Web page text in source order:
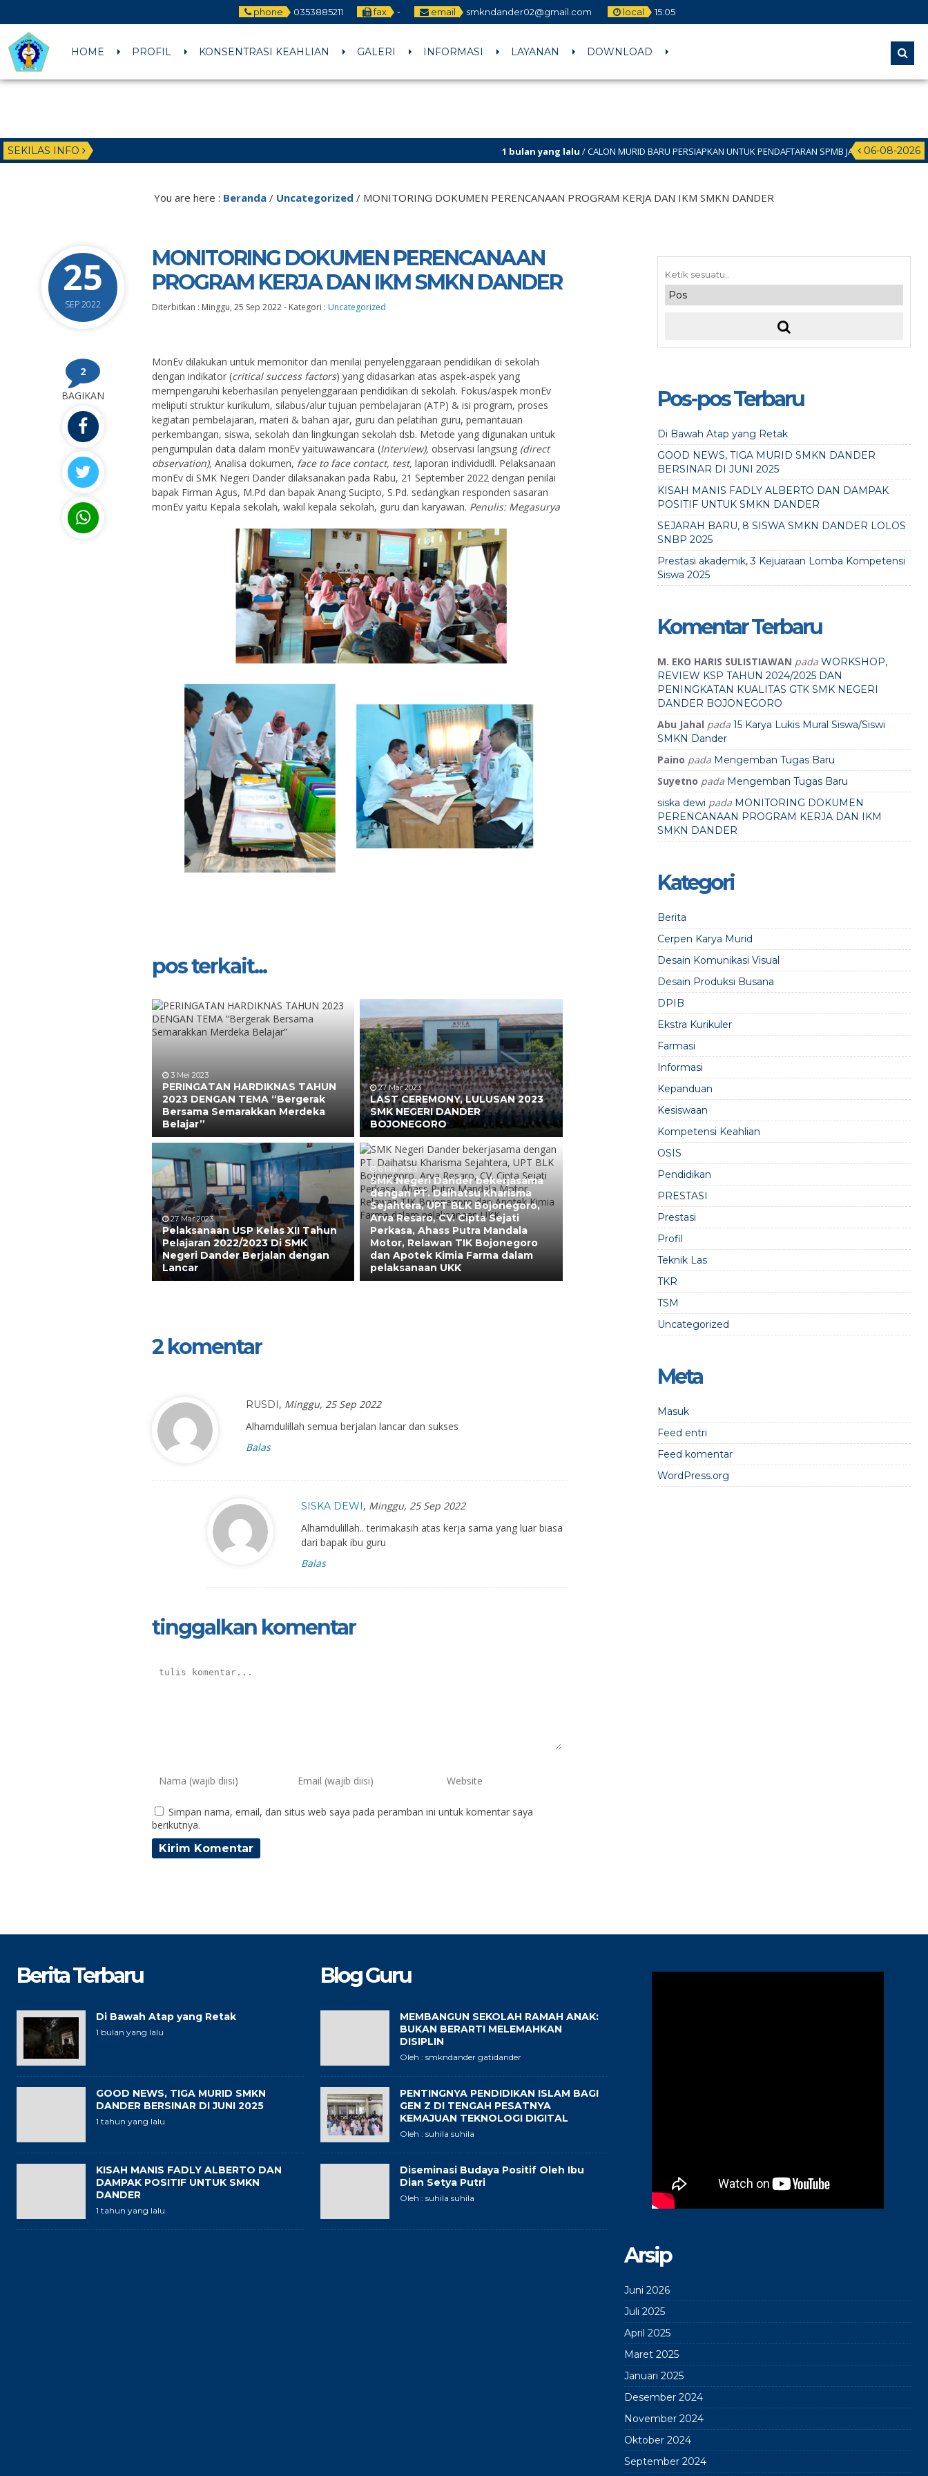
phone 0353885211 fax - email smkndander02@gmail.com local 15:05
HOME PROFIL KONSENTRASI KEAHLIAN GALERI INFORMASI LAYANAN DOWNLOAD
SEKILAS INFO 06-08-2026
1 bulan yang lalu/ CALON MURID BARU PERSIAPKAN UNTUK PENDAFTARAN SPMB JALUR DOMISILI 11 JUNI 2026 SAMPAI
You are here : Beranda / Uncategorized / MONITORING DOKUMEN PERENCANAAN PROGRAM KERJA DAN IKM SMKN DANDER
25
SEP 2022
MONITORING DOKUMEN PERENCANAAN
PROGRAM KERJA DAN IKM SMKN DANDER
Diterbitkan : Minggu, 25 Sep 2022- Kategori : Uncategorized
2
BAGIKAN
MonEv dilakukan untuk memonitor dan menilai penyelenggaraan pendidikan di sekolah
dengan indikator (critical success factors) yang didasarkan atas aspek-aspek yang
mempengaruhi keberhasilan penyelenggaraan pendidikan di sekolah. Fokus/aspek monEv
meliputi struktur kurikulum, silabus/alur tujuan pembelajaran (ATP) & isi program, proses
kegiatan pembelajaran, materi & bahan ajar, guru dan pelatihan guru, pemantauan
perkembangan, siswa, sekolah dan lingkungan sekolah dsb. Metode yang digunakan untuk
pengumpulan data dalam monEv yaituwawancara (Interview), observasi langsung (direct
observation), Analisa dokumen, face to face contact, test, laporan individudll. Pelaksanaan
monEv di SMK Negeri Dander dilaksanakan pada Rabu, 21 September 2022 dengan penilai
bapak Firman Agus, M.Pd dan bapak Anang Sucipto, S.Pd. sedangkan responden sasaran
monEv yaitu Kepala sekolah, wakil kepala sekolah, guru dan karyawan. Penulis: Megasurya
pos terkait...
3 Mei 2023
PERINGATAN HARDIKNAS TAHUN
2023 DENGAN TEMA “Bergerak
Bersama Semarakkan Merdeka
Belajar”
27 Mar 2023
LAST CEREMONY, LULUSAN 2023
SMK NEGERI DANDER
BOJONEGORO
27 Mar 2023
Pelaksanaan USP Kelas XII Tahun
Pelajaran 2022/2023 Di SMK
Negeri Dander Berjalan dengan
Lancar
6 Mar 2023
SMK Negeri Dander bekerjasama
dengan PT. Daihatsu Kharisma
Sejahtera, UPT BLK Bojonegoro,
Arva Resaro, CV. Cipta Sejati
Perkasa, Ahass Putra Mandala
Motor, Relawan TIK Bojonegoro
dan Apotek Kimia Farma dalam
pelaksanaan UKK
2 komentar
RUSDI, Minggu, 25 Sep 2022
Alhamdulillah semua berjalan lancar dan sukses
Balas
SISKA DEWI, Minggu, 25 Sep 2022
Alhamdulillah.. terimakasih atas kerja sama yang luar biasa
dari bapak ibu guru
Balas
tinggalkan komentar
Simpan nama, email, dan situs web saya pada peramban ini untuk komentar saya
berikutnya.
Pos-pos Terbaru
Di Bawah Atap yang Retak
GOOD NEWS, TIGA MURID SMKN DANDER
BERSINAR DI JUNI 2025
KISAH MANIS FADLY ALBERTO DAN DAMPAK
POSITIF UNTUK SMKN DANDER
SEJARAH BARU, 8 SISWA SMKN DANDER LOLOS
SNBP 2025
Prestasi akademik, 3 Kejuaraan Lomba Kompetensi
Siswa 2025
Komentar Terbaru
M. EKO HARIS SULISTIAWAN pada WORKSHOP,
REVIEW KSP TAHUN 2024/2025 DAN
PENINGKATAN KUALITAS GTK SMK NEGERI
DANDER BOJONEGORO
Abu Jahal pada 15 Karya Lukis Mural Siswa/Siswi
SMKN Dander
Paino pada Mengemban Tugas Baru
Suyetno pada Mengemban Tugas Baru
siska dewi pada MONITORING DOKUMEN
PERENCANAAN PROGRAM KERJA DAN IKM
SMKN DANDER
Kategori
Berita
Cerpen Karya Murid
Desain Komunikasi Visual
Desain Produksi Busana
DPIB
Ekstra Kurikuler
Farmasi
Informasi
Kepanduan
Kesiswaan
Kompetensi Keahlian
OSIS
Pendidikan
PRESTASI
Prestasi
Profil
Teknik Las
TKR
TSM
Uncategorized
Meta
Masuk
Feed entri
Feed komentar
WordPress.org
Berita Terbaru
Di Bawah Atap yang Retak
1 bulan yang lalu
GOOD NEWS, TIGA MURID SMKN
DANDER BERSINAR DI JUNI 2025
1 tahun yang lalu
KISAH MANIS FADLY ALBERTO DAN
DAMPAK POSITIF UNTUK SMKN
DANDER
1 tahun yang lalu
Blog Guru
MEMBANGUN SEKOLAH RAMAH ANAK:
BUKAN BERARTI MELEMAHKAN
DISIPLIN
Oleh : smkndander gatidander
PENTINGNYA PENDIDIKAN ISLAM BAGI
GEN Z DI TENGAH PESATNYA
KEMAJUAN TEKNOLOGI DIGITAL
Oleh : suhila suhila
Diseminasi Budaya Positif Oleh Ibu
Dian Setya Putri
Oleh : suhila suhila
Arsip
Juni 2026
Juli 2025
April 2025
Maret 2025
Januari 2025
Desember 2024
November 2024
Oktober 2024
September 2024